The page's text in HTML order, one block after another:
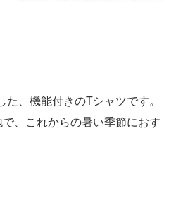
、機能付きのTシャツです。
で、これからの暑い季節におす